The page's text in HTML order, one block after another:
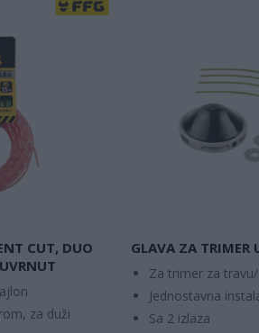
CUT, DUO
za duži
GLAVA ZA TRIMER
Za trimer za
Jednostavna
Sa 2 izlaza